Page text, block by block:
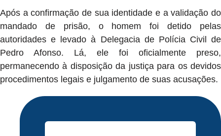
Após a confirmação de sua identidade e a validação do
mandado de prisão, o homem foi detido pelas
autoridades e levado à Delegacia de Polícia Civil de
Pedro Afonso. Lá, ele foi oficialmente preso,
permanecendo à disposição da justiça para os devidos
procedimentos legais e julgamento de suas acusações.